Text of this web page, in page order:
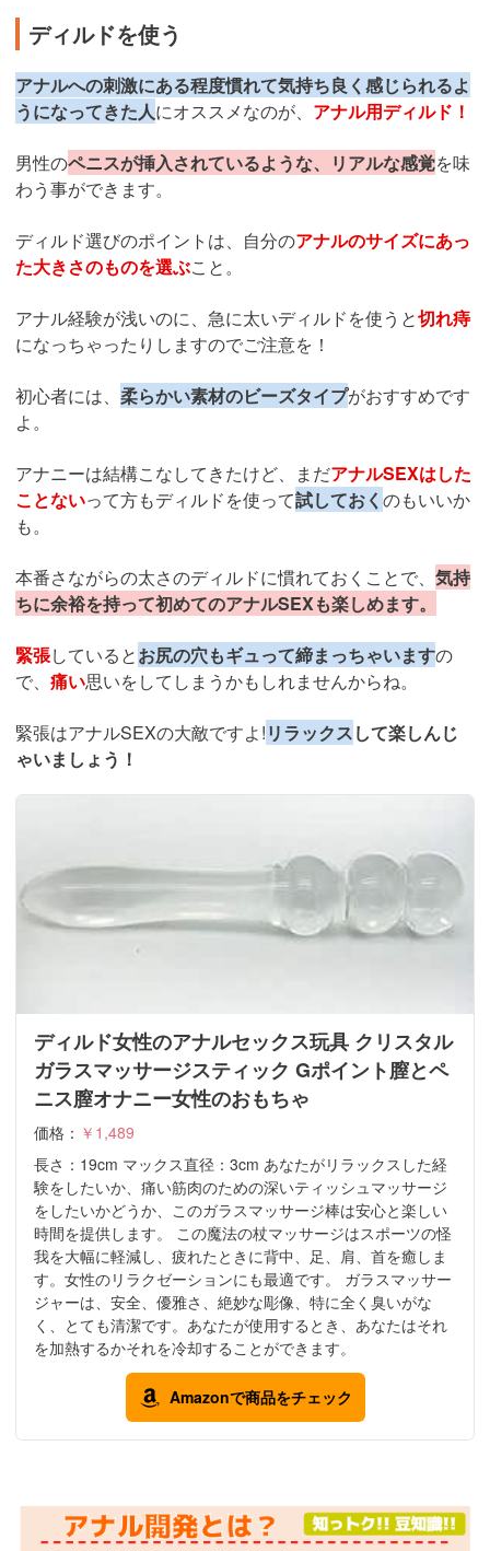
ディルドを使う
アナルへの刺激にある程度慣れて気持ち良く感じられるよ
うになってきた人にオススメなのが、 アナル用ディルド！
男性のペニスが挿入されているような、リアルな感覚を味
わう事ができます。
ディルド選びのポイントは、自分のアナルのサイズにあっ
た大きさのものを選ぶこと。
アナル経験が浅いのに、急に太いディルドを使うと切れ痔
になっちゃったりしますのでご注意を！
初心者には、 柔らかい素材のビーズタイプがおすすめです
よ。
アナニーは結構こなしてきたけど、まだアナルSEXはした
ことないって方もディルドを使って試しておく のもいいか
も。
本番さながらの太さのディルドに慣れておくことで、 気持
ちに余裕を持って初めてのアナルSEXも楽しめます。
緊張しているとお尻の穴もギュって締まっちゃいますの
で、 痛い思いをしてしまうかもしれませんからね。
緊張はアナルSEXの大敵ですよ!リラックスして楽しんじ
ゃいましょう！
ディルド女性のアナルセックス玩具 クリスタル
ガラスマッサージスティック Gポイント膣とペ
ニス膣オナニー女性のおもちゃ
価格： ￥1,489
長さ：19cm マックス直径：3cm あなたがリラックスした経
験をしたいか、痛い筋肉のための深いティッシュマッサージ
をしたいかどうか、このガラスマッサージ棒は安心と楽しい
時間を提供します。 この魔法の杖マッサージはスポーツの怪
我を大幅に軽減し、疲れたときに背中、足、肩、首を癒しま
す。女性のリラクゼーションにも最適です。 ガラスマッサー
ジャーは、安全、優雅さ、絶妙な彫像、特に全く臭いがな
く、とても清潔です。あなたが使用するとき、あなたはそれ
を加熱するかそれを冷却することができます。
Amazonで商品をチェック